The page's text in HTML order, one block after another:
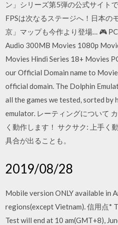
ン」シリーズ第5弾の公式サイト
FPSは次なるステージへ！日本の
京」マップも今作より登場… 🎮
Audio 300MB Movies 1080p
Movies Hindi Series 18+ Movies
our Official Domain name to
official domain. The Dolphin
all the games we tested, sorted by
emulator. レーティングについて
く動作します！ サクサク: 上手く
具合が出ることも。
2019/08/28
Mobile version ONLY available in
regions(except Vietnam). 信用点*
Test will end at 10 am(GMT+8),